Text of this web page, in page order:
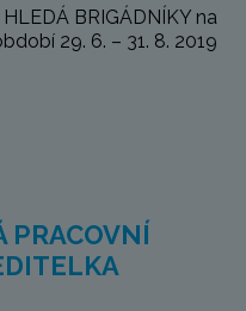
BRIGÁDNÍKY na
29. 6. – 31. 8. 2019
PRACOVNÍ